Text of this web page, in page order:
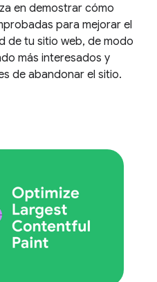
en demostrar cómo
para mejorar el
de tu sitio web, de modo
más interesados y
de abandonar el sitio.